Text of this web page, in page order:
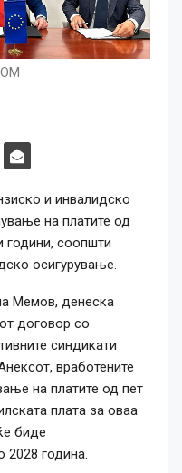
и инвалидско
на платите од
години, соопшти
осигурување.
Мемов, денеска
договор со
синдикати
вработените
на платите од пет
плата за оваа
биде
2028 година.